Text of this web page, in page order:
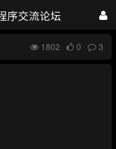
序交流论坛
1802 0 3